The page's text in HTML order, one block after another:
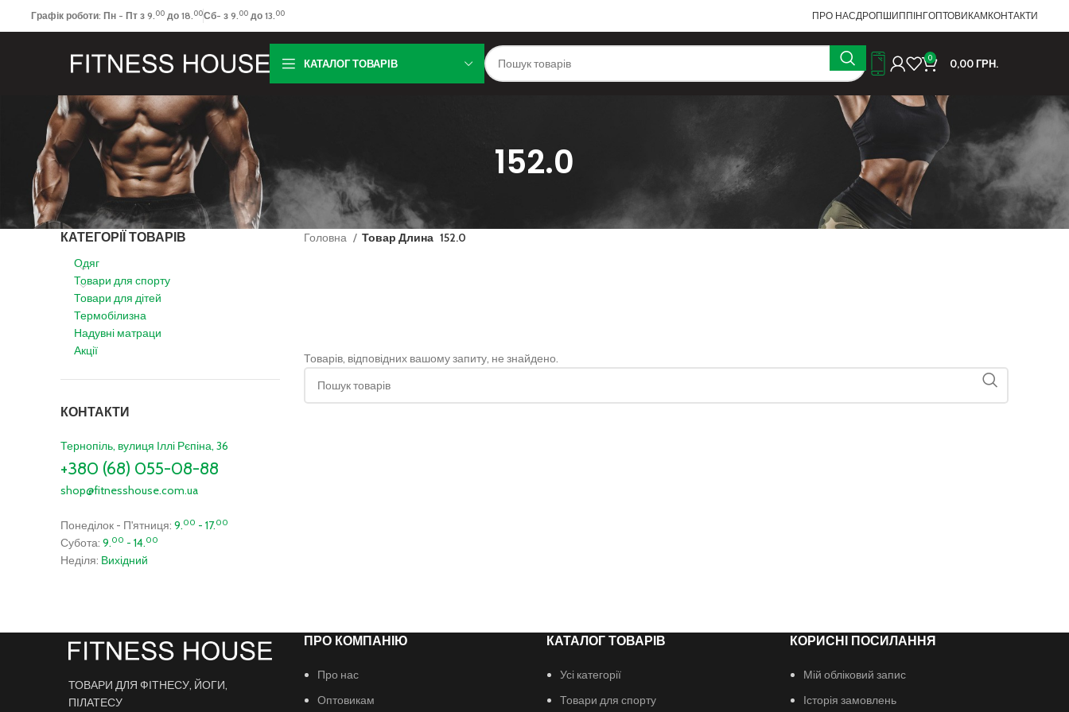
Графік роботи: Пн - Пт з 9.00до 18.00Сб- з 9.00до 13.00 ПРО НАСДРОПШИППІНГОПТОВИКАМКОНТАКТИ
КАТАЛОГ ТОВАРІВ 0 0,00ГРН.
152.0
КАТЕГОРІЇ ТОВАРІВ
Одяг
Товари для спорту
Товари для дітей
Термобілизна
Надувні матраци
Акції
КОНТАКТИ
Тернопіль, вулиця Іллі Рєпіна, 36
+380 (68) 055-08-88
shop@fitnesshouse.com.ua
Понеділок - П'ятниця: 9.00 - 17.00
Субота: 9.00 - 14.00
Неділя: Вихідний
Головна Товар Длина 152.0
Товарів, відповідних вашому запиту, не знайдено.
ТОВАРИ ДЛЯ ФІТНЕСУ, ЙОГИ,
ПІЛАТЕСУ
ПРО КОМПАНІЮ
Про нас
Оптовикам
КАТАЛОГ ТОВАРІВ
Усі категорії
Товари для спорту
КОРИСНІ ПОСИЛАННЯ
Мій обліковий запис
Історія замовлень